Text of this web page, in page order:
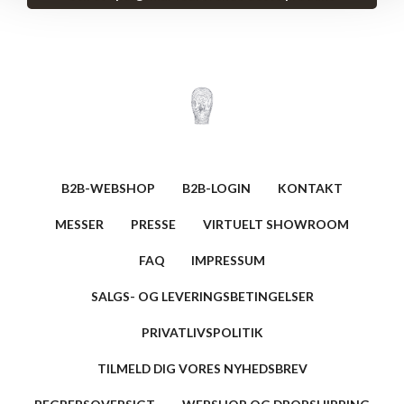
B2B-WEBSHOP B2B-LOGIN KONTAKT
MESSER PRESSE VIRTUELT SHOWROOM
FAQ IMPRESSUM
SALGS- OG LEVERINGSBETINGELSER
PRIVATLIVSPOLITIK
TILMELD DIG VORES NYHEDSBREV